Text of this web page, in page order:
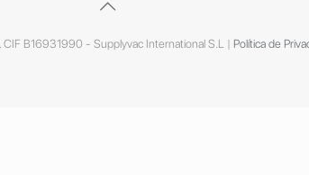
B16931990 - Supplyvac International S.L | Política de